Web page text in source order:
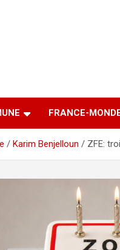
FRANCE-
Karim Benjelloun ZFE: